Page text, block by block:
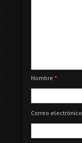
Nombre *
Correo electrónico